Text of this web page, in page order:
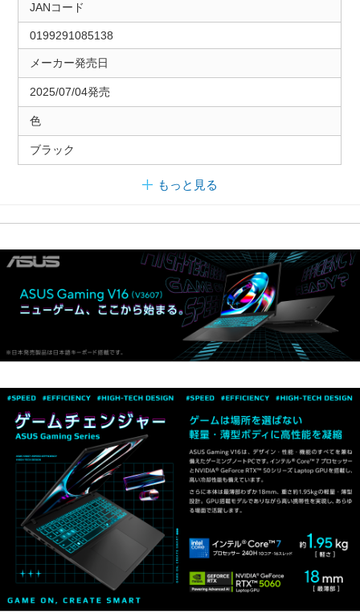
JANコード
0199291085138
メーカー発売日
2025/07/04発売
色
ブラック
もっと見る